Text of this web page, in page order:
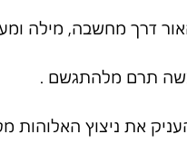
דרך מחשבה, מילה
תרם מלהתגשם .
את ניצוץ האלוהות